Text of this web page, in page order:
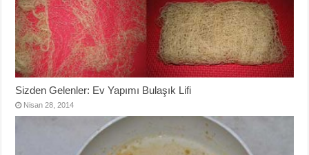
Sizden Gelenler: Ev Yapımı Bulaşık Lifi
Nisan 28, 2014